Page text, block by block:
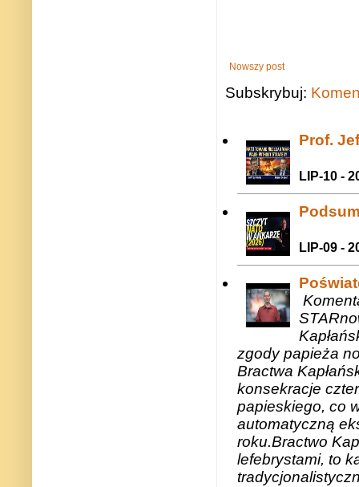
Nowszy post
Subskrybuj:
Prof.
LIP-10 -
LIP-09 -
zgody papieża
Bractwa
konsekracje
papieskiego, co
automatyczną
roku.Bractwo
lefebrystami, to